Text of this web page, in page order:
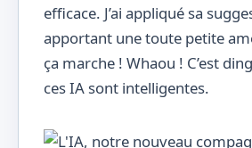
efficace. J’ai appliqué sa
apportant une toute petite
ça marche ! Whaou ! C’est
ces IA sont intelligentes.